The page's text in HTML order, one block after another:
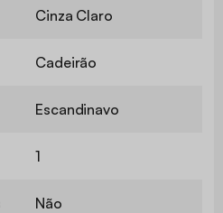
Cinza Claro
Cadeirão
Escandinavo
1
Não